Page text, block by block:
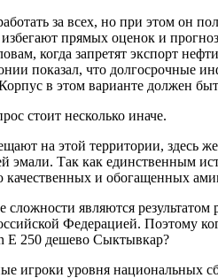
за всех, но при этом он
избегают прямых оценок и
когда запретят экспорт
показал, что долгосрочные
в этом варианте должен
стоит несколько иначе.
на этой территории, здесь
эмали. Так как единственным
и обогащенных
являются
Федерацией. Поэтому
E 250 дешево Сыктывкар?
игроки уровня национальных